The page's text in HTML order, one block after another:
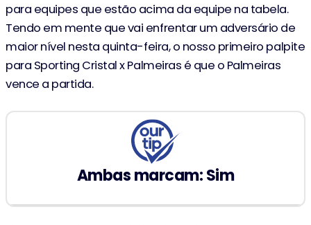
para equipes que estão acima da equipe na tabela.
Tendo em mente que vai enfrentar um adversário de
maior nível nesta quinta-feira, o nosso primeiro palpite
para Sporting Cristal x Palmeiras é que o Palmeiras
vence a partida.
Ambas marcam: Sim